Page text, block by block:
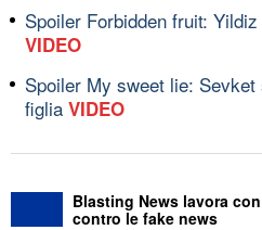
Spoiler Forbidden fruit:
VIDEO
Spoiler My sweet lie:
figlia VIDEO
Blasting News lavora
contro le fake news